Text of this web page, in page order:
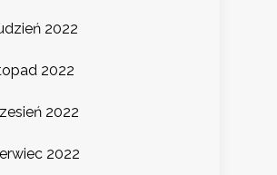
2022
2022
2022
2022